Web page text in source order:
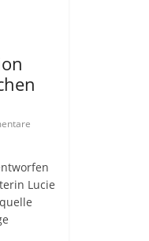
Lucie